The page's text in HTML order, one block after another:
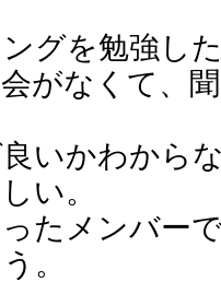
グを勉強し
がなくて、
いかわから
い。
たメンバー
。